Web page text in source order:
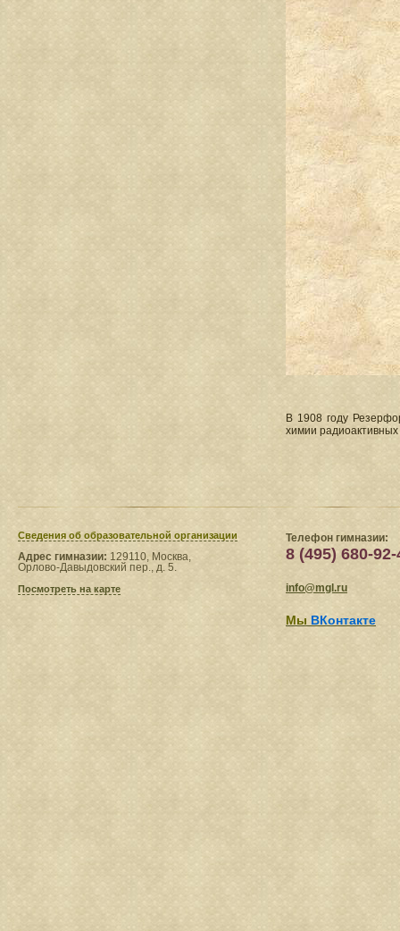
В 1908 году
химии
Сведения​ об образовательной организации
Адрес гимназии: 129110, Москва,
Орлово-Давыдовский пер., д. 5.
Посмотреть на карте
Телефон гимназии:
8 (495) 680-92-
info@mgl.ru
Мы ВКонтакте